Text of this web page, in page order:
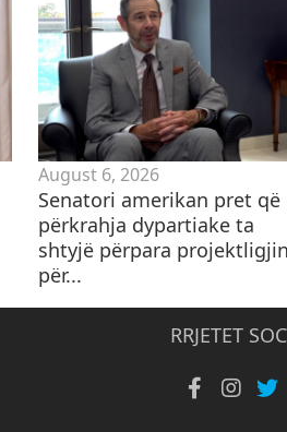
August 6, 2026
Senatori amerikan pret që
përkrahja dypartiake ta
shtyjë përpara
për...
RRJETET